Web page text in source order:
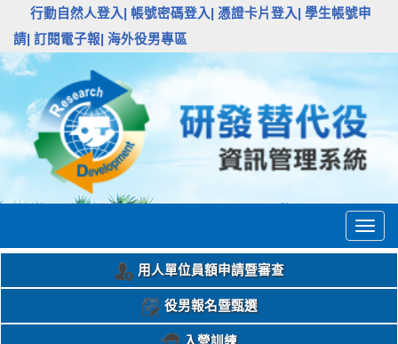
行動自然人登入| 帳號密碼登入| 憑證卡片登入|
學生帳號申
請| 訂閱電子報| 海外役男專區
用人單位員額申請暨審查
役男報名暨甄選